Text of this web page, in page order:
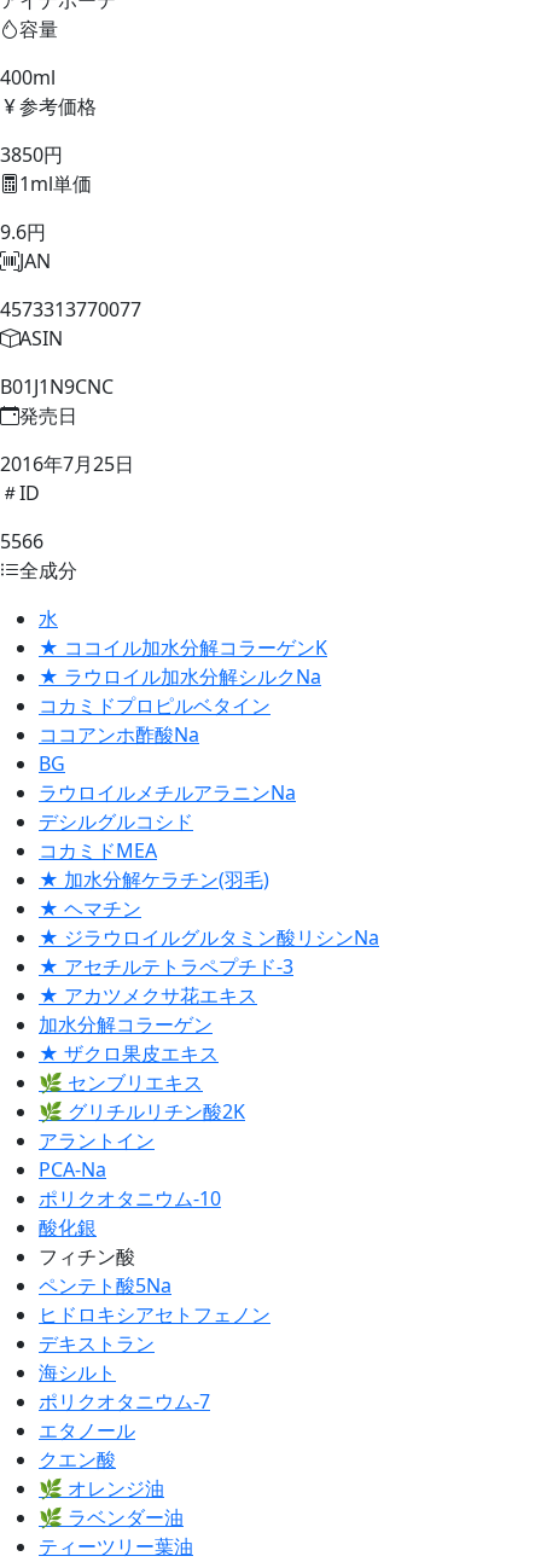
容量
400ml
参考価格
3850円
1ml単価
9.6円
JAN
4573313770077
ASIN
B01J1N9CNC
発売日
2016年7月25日
ID
5566
全成分
水
★ ココイル加水分解コラーゲンK
★ ラウロイル加水分解シルクNa
コカミドプロピルベタイン
ココアンホ酢酸Na
BG
ラウロイルメチルアラニンNa
デシルグルコシド
コカミドMEA
★ 加水分解ケラチン(羽毛)
★ ヘマチン
★ ジラウロイルグルタミン酸リシンNa
★ アセチルテトラペプチド-3
★ アカツメクサ花エキス
加水分解コラーゲン
★ ザクロ果皮エキス
🌿 センブリエキス
🌿 グリチルリチン酸2K
アラントイン
PCA-Na
ポリクオタニウム-10
酸化銀
フィチン酸
ペンテト酸5Na
ヒドロキシアセトフェノン
デキストラン
海シルト
ポリクオタニウム-7
エタノール
クエン酸
🌿 オレンジ油
🌿 ラベンダー油
ティーツリー葉油